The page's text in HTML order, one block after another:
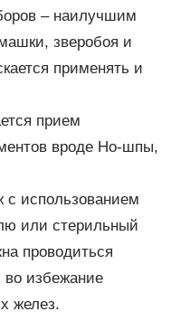
– наилучшим
зверобоя и
применять и
прием
вроде Но-шпы,
с использованием
или стерильный
проводиться
во избежание
желез.